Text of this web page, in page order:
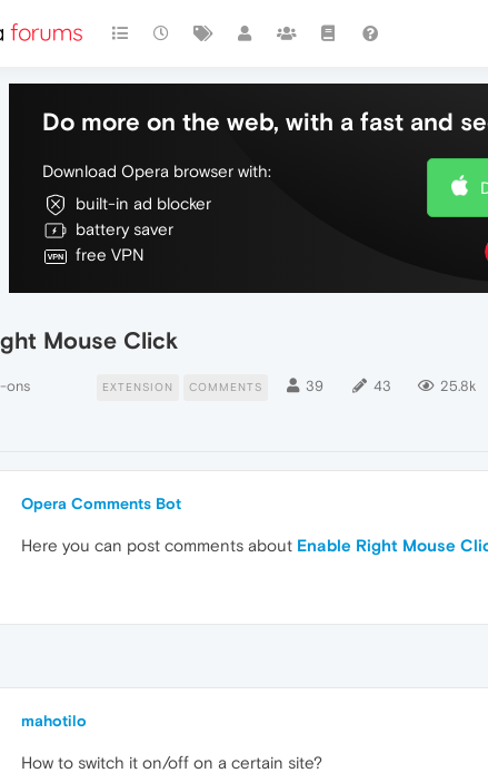
Do more on the web, with a fast and
Download Opera browser with:
built-in ad blocker
battery saver
free VPN
Mouse Click
ons EXTENSION COMMENTS 39 43 25.8k
Opera Comments Bot
Here you can post comments about Enable Right Mouse
mahotilo
How to switch it on/off on a certain site?